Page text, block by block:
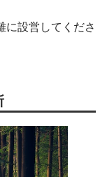
に設営してくださ